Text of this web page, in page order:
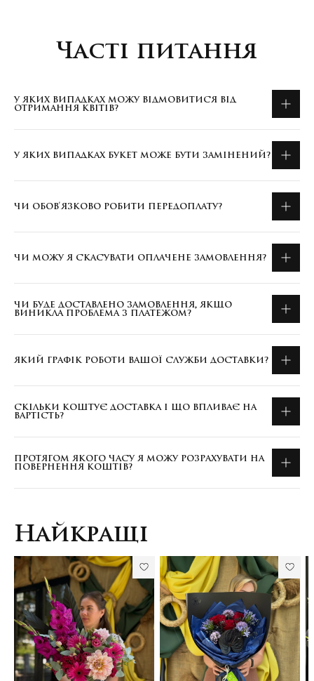
Часті питання
У ЯКИХ ВИПАДКАХ МОЖУ ВІДМОВИТИСЯ ВІД
ОТРИМАННЯ КВІТІВ?
У ЯКИХ ВИПАДКАХ БУКЕТ МОЖЕ БУТИ ЗАМІНЕНИЙ?
ЧИ ОБОВ'ЯЗКОВО РОБИТИ ПЕРЕДОПЛАТУ?
ЧИ МОЖУ Я СКАСУВАТИ ОПЛАЧЕНЕ ЗАМОВЛЕННЯ?
ЧИ БУДЕ ДОСТАВЛЕНО ЗАМОВЛЕННЯ, ЯКЩО
ВИНИКЛА ПРОБЛЕМА З ПЛАТЕЖОМ?
ЯКИЙ ГРАФІК РОБОТИ ВАШОЇ СЛУЖБИ ДОСТАВКИ?
СКІЛЬКИ КОШТУЄ ДОСТАВКА І ЩО ВПЛИВАЄ НА
ВАРТІСТЬ?
ПРОТЯГОМ ЯКОГО ЧАСУ Я МОЖУ РОЗРАХУВАТИ НА
ПОВЕРНЕННЯ КОШТІВ?
Найкращі